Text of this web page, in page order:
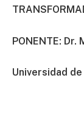
PONENTE: Dr.
Universidad